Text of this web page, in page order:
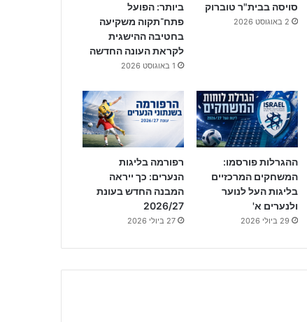
סויסה בבית"ר טוברוק
2 באוגוסט 2026
ביותר: הפועל
פתח־תקוה משקיעה
בחטיבה ההישגית
לקראת העונה החדשה
1 באוגוסט 2026
ההגרלות פורסמו:
המשחקים המרכזיים
בליגות העל לנוער
ולנערים א'
29 ביולי 2026
רפורמה בליגות
הנערים: כך ייראה
המבנה החדש בעונת
2026/27
27 ביולי 2026